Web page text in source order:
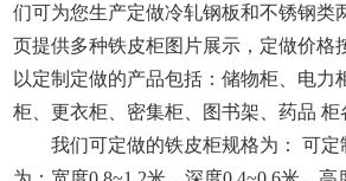
们可为您生产定做冷轧钢板和不锈钢类
页提供多种铁皮柜图片展示，定做价格
以定制定做的产品包括：储物柜、电力
柜、更衣柜、密集柜、图书架、药品 柜
我们可定做的铁皮柜规格为： 可定